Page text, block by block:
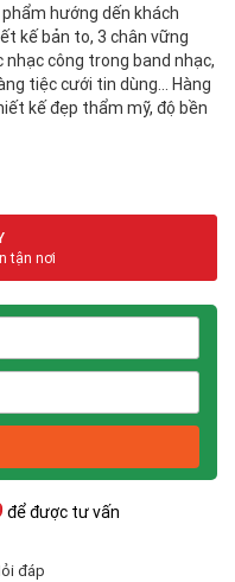
hướng dến khách
kế bản to, 3 chân vững
công trong band nhạc,
tiệc cưới tin dùng... Hàng
kế đẹp thẩm mỹ, độ bền
tận nơi
để được tư vấn
đáp